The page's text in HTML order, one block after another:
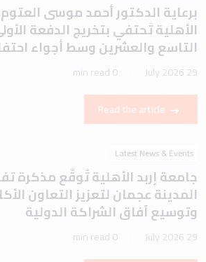
برعاية الدكتور أحمد موسى
الأهلية تَحتفي بتخريج الدفعة
التاسع والعشرين وسط أجواء
29 July 2026
0 min read
Read the article
Latest News & Events
جامعة إربد الأهلية تُوقّع مذكرة
المدينة عجمان لتعزيز التعاون
وتوسيع آفاق الشراكة الدولية
29 July 2026
0 min read